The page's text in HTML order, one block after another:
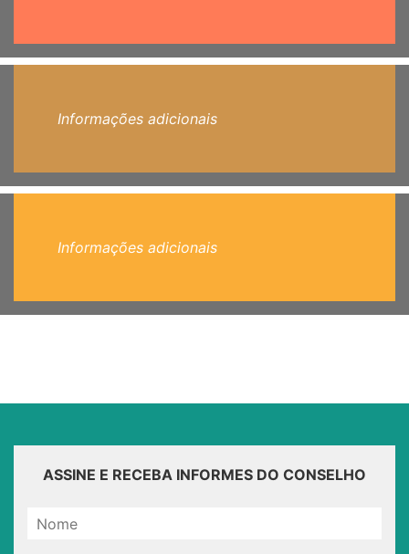
Informações adicionais
Informações adicionais
ASSINE E RECEBA INFORMES DO CONSELHO